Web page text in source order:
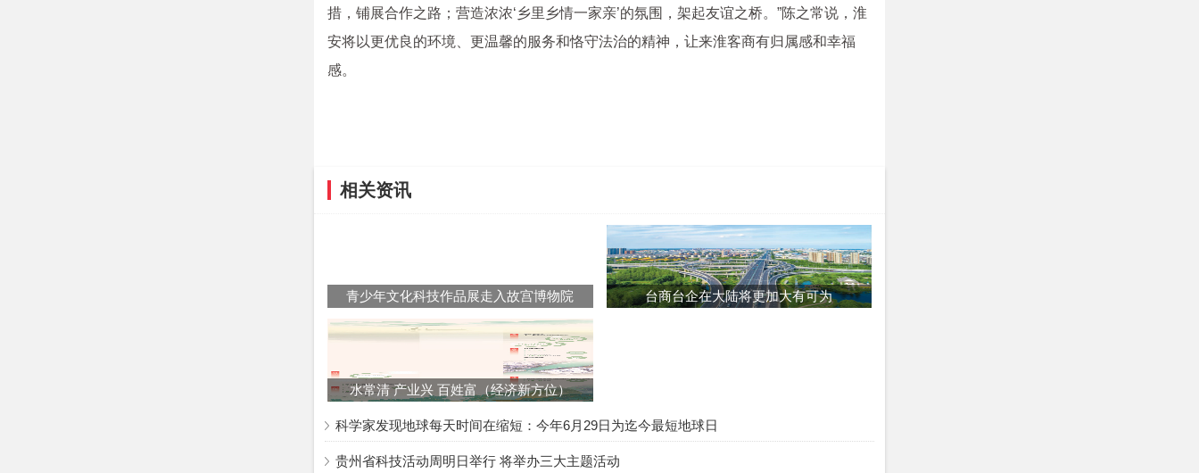
措，铺展合作之路；营造浓浓‘乡里乡情一家亲’的氛围，架起友谊之桥。”陈之常说，淮
安将以更优良的环境、更温馨的服务和恪守法治的精神，让来淮客商有归属感和幸福
感。
相关资讯
青少年文化科技作品展走入故宫博物院 台商台企在大陆将更加大有可为
水常清 产业兴 百姓富（经济新方位）
科学家发现地球每天时间在缩短：今年6月29日为迄今最短地球日
贵州省科技活动周明日举行 将举办三大主题活动